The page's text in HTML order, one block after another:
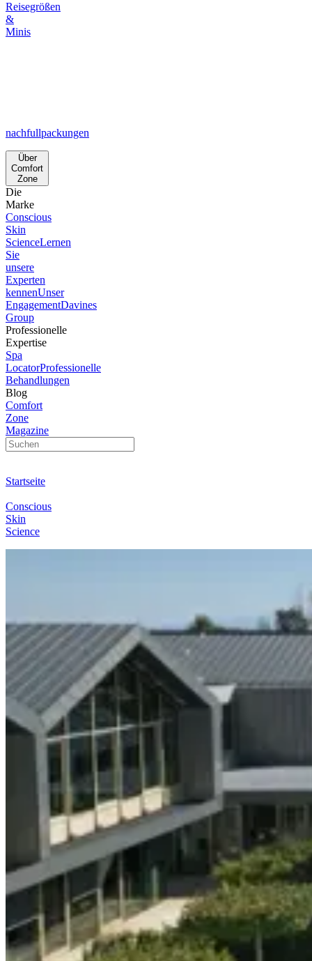
Reisegrößen
&
Minis
nachfullpackungen
Über
Comfort
Zone
Die
Marke
Conscious
Skin
ScienceLernen
Sie
unsere
Experten
kennenUnser
EngagementDavines
Group
Professionelle
Expertise
Spa
LocatorProfessionelle
Behandlungen
Blog
Comfort
Zone
Magazine
Startseite
Conscious
Skin
Science